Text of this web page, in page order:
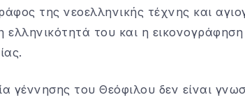
της νεοελληνικής τέχνης και
ελληνικότητά του και η
γέννησης του Θεόφιλου δεν είναι